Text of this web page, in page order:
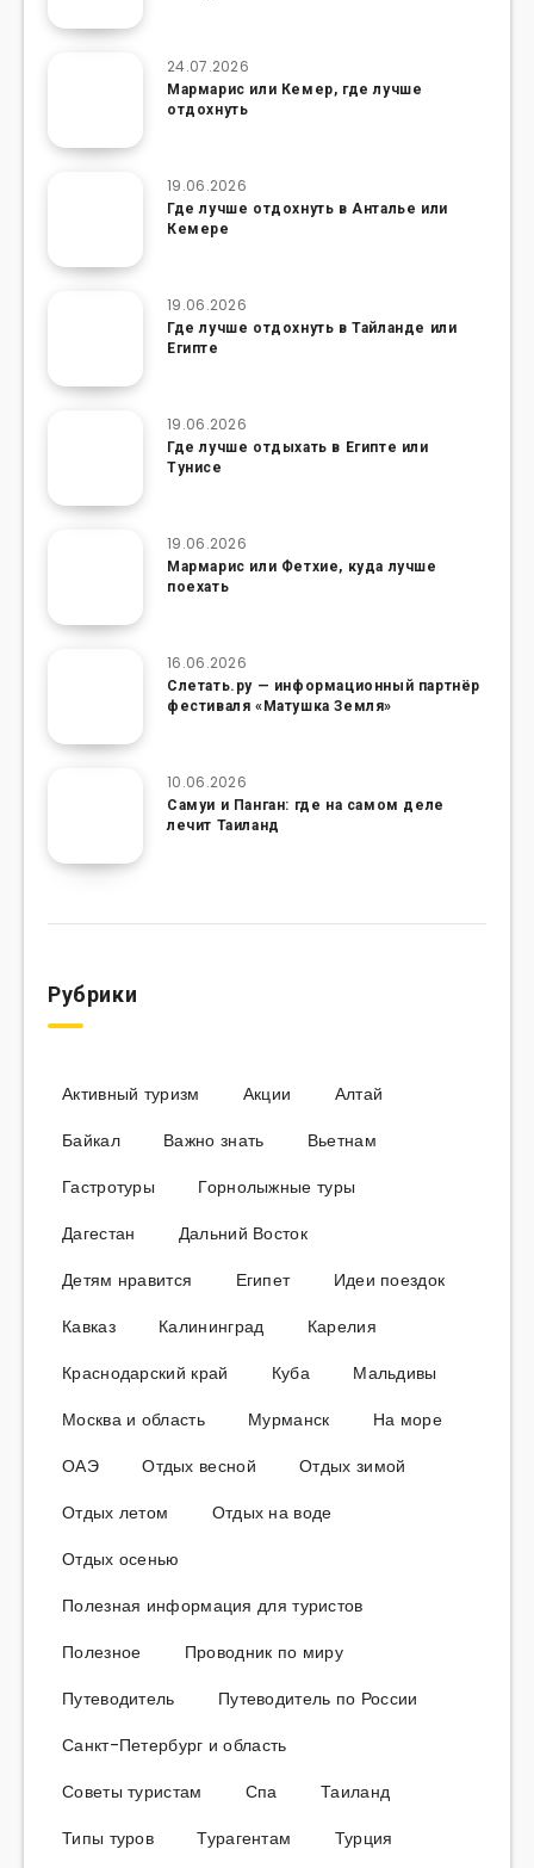
24.07.2026
Мармарис или Кемер, где лучше
отдохнуть
19.06.2026
Где лучше отдохнуть в Анталье или
Кемере
19.06.2026
Где лучше отдохнуть в Тайланде или
Египте
19.06.2026
Где лучше отдыхать в Египте или
Тунисе
19.06.2026
Мармарис или Фетхие, куда лучше
поехать
16.06.2026
Слетать.ру — информационный партнёр
фестиваля «Матушка Земля»
10.06.2026
Самуи и Панган: где на самом деле
лечит Таиланд
Рубрики
Активный туризм Акции
Алтай
Байкал
Важно знать
Вьетнам
Гастротуры
Горнолыжные туры
Дагестан
Дальний Восток
Детям нравится
Египет
Идеи поездок
Кавказ
Калининград
Карелия
Краснодарский край
Куба
Мальдивы
Москва и область
Мурманск
На море
ОАЭ
Отдых весной
Отдых зимой
Отдых летом
Отдых на воде
Отдых осенью
Полезная информация для туристов
Полезное
Проводник по миру
Путеводитель
Путеводитель по России
Санкт-Петербург и область
Советы туристам
Спа
Таиланд
Типы туров
Турагентам Турция